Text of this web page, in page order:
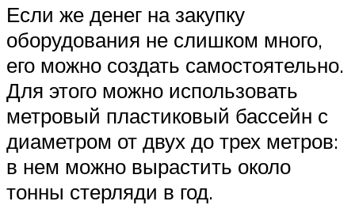
Если же денег на закупку
оборудования не слишком много,
его можно создать самостоятельно.
Для этого можно использовать
метровый пластиковый бассейн с
диаметром от двух до трех метров:
в нем можно вырастить около
тонны стерляди в год.